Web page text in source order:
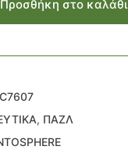
Προσθήκη στο καλάθι
C7607
, ΠΑΖΛ